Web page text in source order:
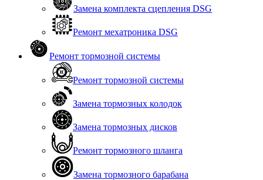
Замена комплекта сцепления DSG
Ремонт мехатроника DSG
Ремонт тормозной системы
Ремонт тормозной системы
Замена тормозных колодок
Замена тормозных дисков
Ремонт тормозного шланга
Замена тормозного барабана